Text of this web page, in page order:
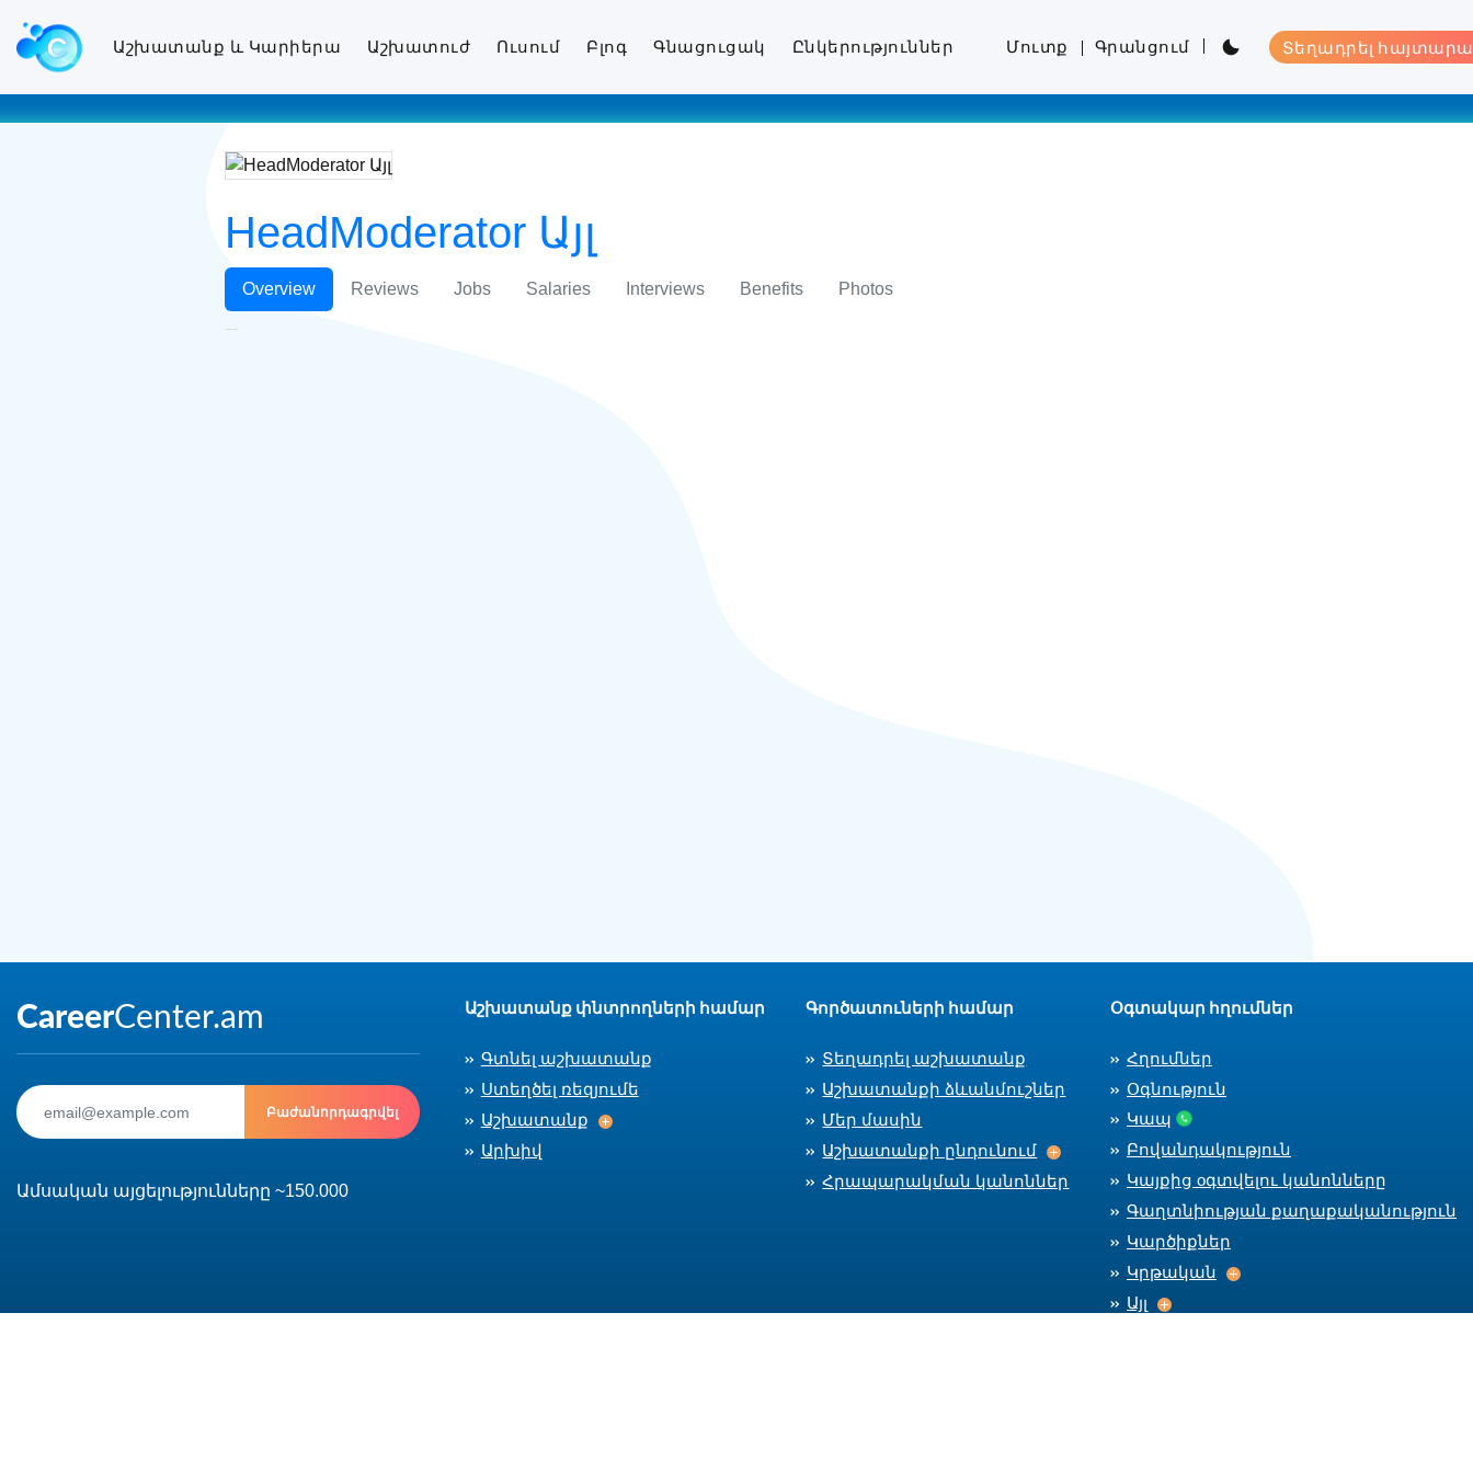
Աշխատանք և Կարիերա Աշխատուժ Ուսում Բլոգ Գնացուցակ Ընկերություններ Մուտք Գրանցում Տեղադրել
HeadModerator Այլ
Overview Reviews Jobs Salaries Interviews Benefits Photos
Բաժանորդագրվել
Ամսական այցելությունները ~150.000
Աշխատանք փնտրողների համար
Գտնել աշխատանք
Ստեղծել ռեզյումե
Աշխատանք
Աշխատանք
Արխիվ
Գործատուների համար
Տեղադրել աշխատանք
Աշխատանքի ձևանմուշներ
Մեր մասին
Աշխատանքի ընդունում
Աշխատանքի ընդունում
Հրապարակման կանոններ
Օգտակար հղումներ
Հղումներ
Օգնություն
Կապ
Բովանդակություն
Կայքից оգտվելու կանոնները
Գաղտնիության քաղաքականություն
Կարծիքներ
Կրթական
Կրթական
Այլ
Այլ